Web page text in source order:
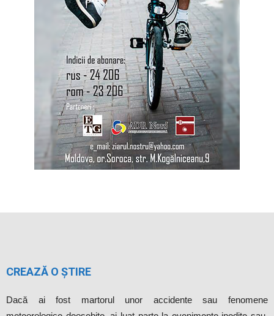
CREAZĂ O ȘTIRE
Dacă ai fost martorul unor accidente sau fenomene